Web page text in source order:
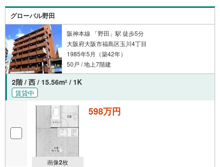
ュレーションのご相談・無理のないライフプラン、提携に
よる低金利住宅ローンのご提案、購入前に知る「購入後の
家族の生活」を「未来カレンダー」で見える化します。
（2）ご購入後から始まる「専属FPによるファイナンシャ
ルライフサポート」・漠然としたキャッシュフローのグラ
フ化、効果的な生命保険の見直し、繰り上げ返済の効果的
なタイミングなどご提案させて頂きます。
グローバル野田
阪神本線 「野田」駅 徒歩5分
大阪府大阪市福島区玉川4丁目
1985年5月（築42年）
50戸 / 地上7階建
2階 / 西 / 15.56m2 / 1K
賃貸中
画像2枚
598万円